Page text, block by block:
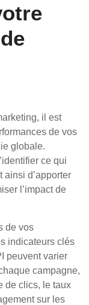
il est
de vos
globale.
ce qui
ainsi d’apporter
l’impact de
de vos
indicateurs clés
peuvent varier
campagne,
de clics, le taux
sur les